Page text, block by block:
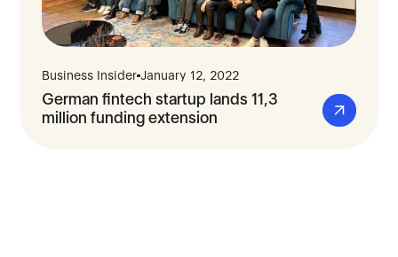
Business InsiderJanuary 12, 2022
German fintech startup lands 11,3
million funding extension